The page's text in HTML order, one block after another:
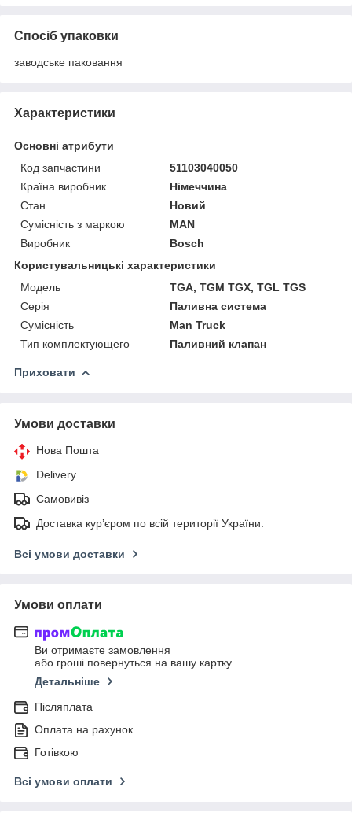
Спосіб упаковки
заводське паковання
Характеристики
Основні атрибути
Код запчастини
51103040050
Країна виробник
Німеччина
Стан
Новий
Сумісність з маркою
MAN
Виробник
Bosch
Користувальницькі характеристики
Мoдель
TGA, TGM TGX, TGL TGS
Серія
Паливна система
Сумісність
Man Truck
Тип комплектующего
Паливний клапан
Приховати
Умови доставки
Нова Пошта
Delivery
Самовивіз
Доставка кур’єром по всій території України.
Всі умови доставки
Умови оплати
Ви отримаєте замовлення
або гроші повернуться на вашу картку
Детальніше
Післяплата
Оплата на рахунок
Готівкою
Всі умови оплати